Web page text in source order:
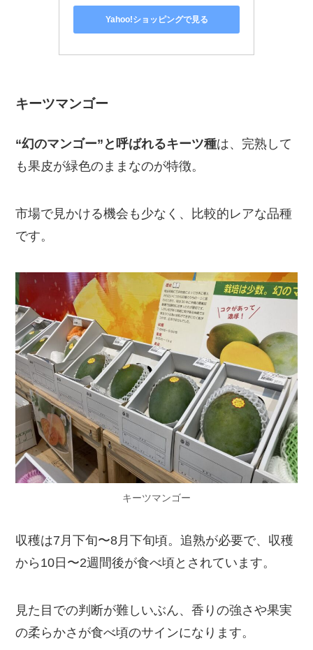
Yahoo!ショッピングで見る
キーツマンゴー
“幻のマンゴー”と呼ばれるキーツ種は、完熟して
も果皮が緑色のままなのが特徴。
市場で見かける機会も少なく、比較的レアな品種
です。
キーツマンゴー
収穫は7月下旬〜8月下旬頃。追熟が必要で、収穫
から10日〜2週間後が食べ頃とされています。
見た目での判断が難しいぶん、香りの強さや果実
の柔らかさが食べ頃のサインになります。